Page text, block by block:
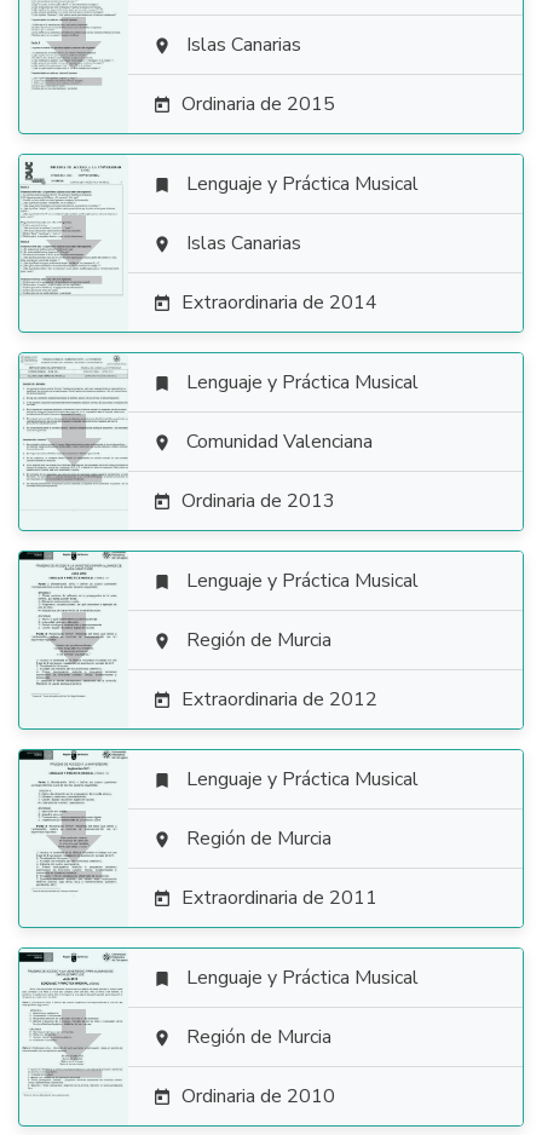
  Islas Canarias
 Ordinaria de 2015

 Lenguaje y Práctica Musical
 Islas Canarias
 Extraordinaria de 2014

 Lenguaje y Práctica Musical
 Comunidad Valenciana
 Ordinaria de 2013

 Lenguaje y Práctica Musical
 Región de Murcia
 Extraordinaria de 2012

 Lenguaje y Práctica Musical
 Región de Murcia
 Extraordinaria de 2011

 Lenguaje y Práctica Musical
 Región de Murcia
 Ordinaria de 2010